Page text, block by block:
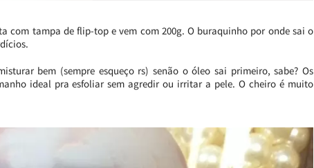
com tampa de flip-top e vem com 200g. O buraquinho por onde sai o
bem (sempre esqueço rs) senão o óleo sai primeiro, sabe? Os
ideal pra esfoliar sem agredir ou irritar a pele. O cheiro é muito